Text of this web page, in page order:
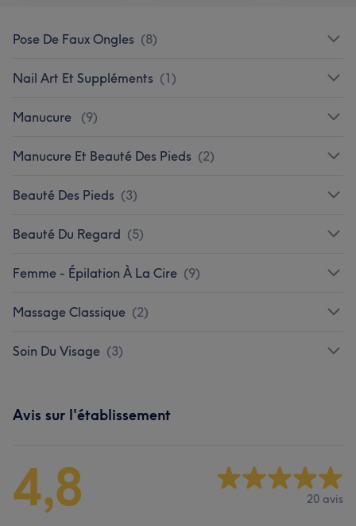
Pose De Faux Ongles (8)
Nail Art Et Suppléments (1)
Manucure (9)
Manucure Et Beauté Des Pieds (2)
Beauté Des Pieds (3)
Beauté Du Regard (5)
Femme - Épilation À La Cire (9)
Massage Classique (2)
Soin Du Visage (3)
Avis sur l'établissement
4,8 20 avis